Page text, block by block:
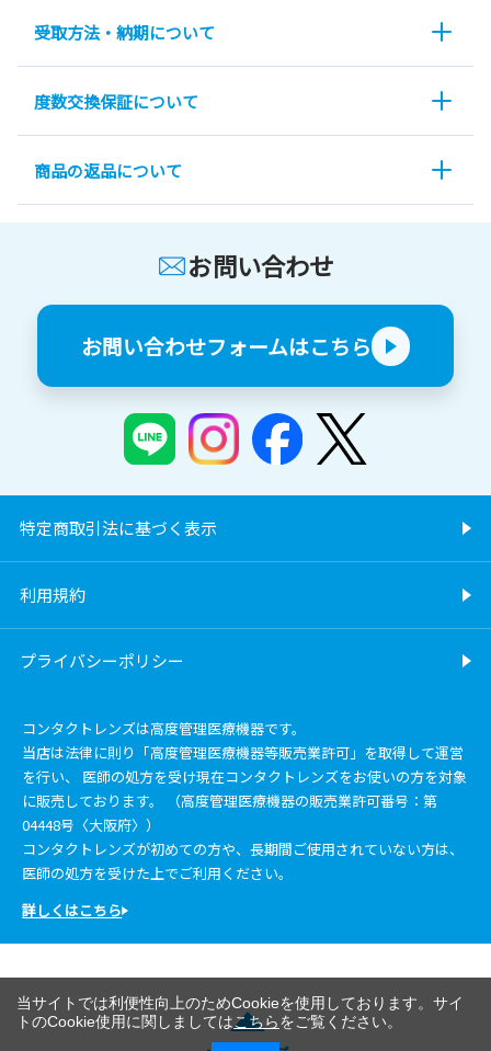
受取方法・納期について
度数交換保証について
商品の返品について
お問い合わせ
お問い合わせフォームはこちら
特定商取引法に基づく表示
利用規約
プライバシーポリシー
コンタクトレンズは高度管理医療機器です。
当店は法律に則り「高度管理医療機器等販売業許可」を取得して運営
を行い、 医師の処方を受け現在コンタクトレンズをお使いの方を対象
に販売しております。 （高度管理医療機器の販売業許可番号：第
04448号〈大阪府〉）
コンタクトレンズが初めての方や、長期間ご使用されていない方は、
医師の処方を受けた上でご利用ください。
詳しくはこちら
当サイトでは利便性向上のためCookieを使用しております。サイ
トのCookie使用に関しましてはこちらをご覧ください。